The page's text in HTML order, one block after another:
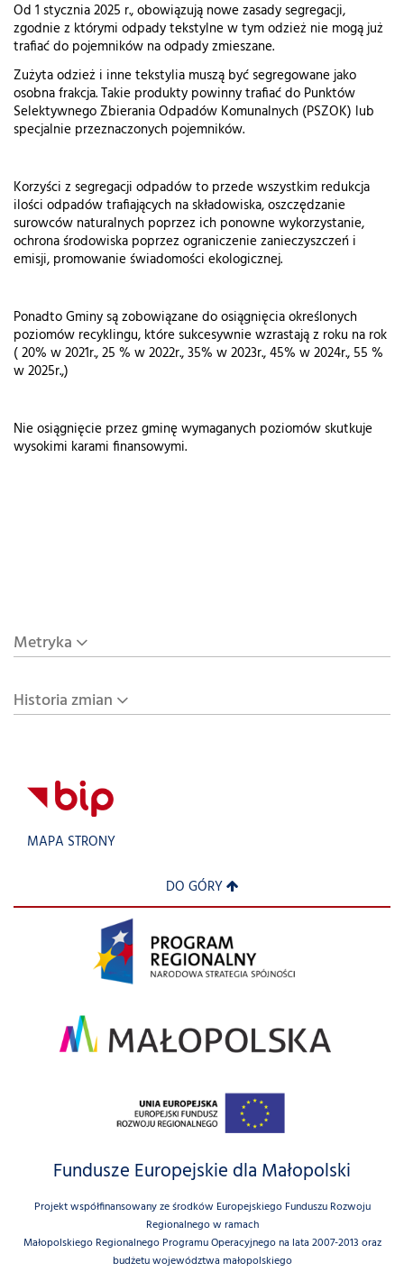
Od 1 stycznia 2025 r., obowiązują nowe zasady segregacji,
zgodnie z którymi odpady tekstylne w tym odzież nie mogą już
trafiać do pojemników na odpady zmieszane.
Zużyta odzież i inne tekstylia muszą być segregowane jako
osobna frakcja. Takie produkty powinny trafiać do Punktów
Selektywnego Zbierania Odpadów Komunalnych (PSZOK) lub
specjalnie przeznaczonych pojemników.
Korzyści z segregacji odpadów to przede wszystkim redukcja
ilości odpadów trafiających na składowiska, oszczędzanie
surowców naturalnych poprzez ich ponowne wykorzystanie,
ochrona środowiska poprzez ograniczenie zanieczyszczeń i
emisji, promowanie świadomości ekologicznej.
Ponadto Gminy są zobowiązane do osiągnięcia określonych
poziomów recyklingu, które sukcesywnie wzrastają z roku na rok
( 20% w 2021r., 25 % w 2022r., 35% w 2023r., 45% w 2024r., 55 %
w 2025r.,)
Nie osiągnięcie przez gminę wymaganych poziomów skutkuje
wysokimi karami finansowymi.
Metryka
Historia zmian
MAPA STRONY
DO GÓRY
Fundusze Europejskie dla Małopolski
Projekt współfinansowany ze środków Europejskiego Funduszu Rozwoju
Regionalnego w ramach
Małopolskiego Regionalnego Programu Operacyjnego na lata 2007-2013 oraz
budżetu województwa małopolskiego